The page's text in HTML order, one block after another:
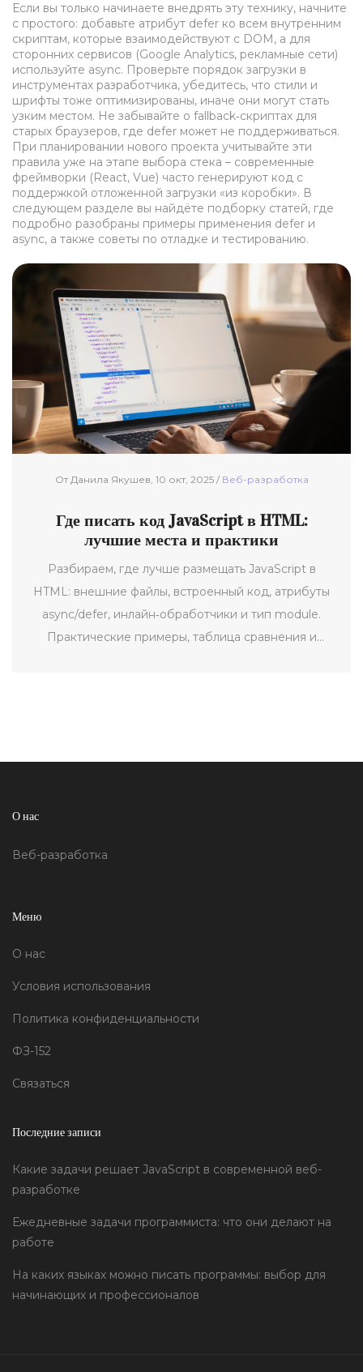
Если вы только начинаете внедрять эту технику, начните
с простого: добавьте атрибут defer ко всем внутренним
скриптам, которые взаимодействуют с DOM, а для
сторонних сервисов (Google Analytics, рекламные сети)
используйте async. Проверьте порядок загрузки в
инструментах разработчика, убедитесь, что стили и
шрифты тоже оптимизированы, иначе они могут стать
узким местом. Не забывайте о fallback‑скриптах для
старых браузеров, где defer может не поддерживаться.
При планировании нового проекта учитывайте эти
правила уже на этапе выбора стека – современные
фреймворки (React, Vue) часто генерируют код с
поддержкой отложенной загрузки «из коробки». В
следующем разделе вы найдёте подборку статей, где
подробно разобраны примеры применения defer и
async, а также советы по отладке и тестированию.
От Данила Якушев, 10 окт, 2025 / Веб-разработка
Где писать код JavaScript в HTML:
лучшие места и практики
Разбираем, где лучше размещать JavaScript в
HTML: внешние файлы, встроенный код, атрибуты
async/defer, инлайн‑обработчики и тип module.
Практические примеры, таблица сравнения и
О нас
Веб-разработка
Меню
О нас
Условия использования
Политика конфиденциальности
ФЗ-152
Связаться
Последние записи
Какие задачи решает JavaScript в современной веб-
разработке
Ежедневные задачи программиста: что они делают на
работе
На каких языках можно писать программы: выбор для
начинающих и профессионалов